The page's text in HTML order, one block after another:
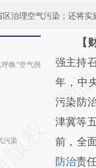
治理空气污染；还将实
唤“空气拐
污染
请务必
AI
[https://
成，可
新观点
对和校
【
强主持
年，中
污染防
津冀等
前，全
防治责